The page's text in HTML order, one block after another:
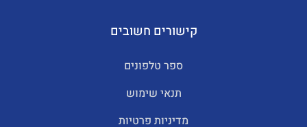
קישורים חשובים
ספר טלפונים
תנאי שימוש
מדיניות פרטיות